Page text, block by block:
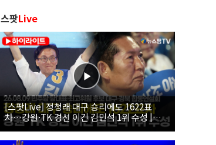
스팟Live
[스팟Live] 정청래 대구 승리에도 1622표
차…강원·TK 경선 이긴 김민석 1위 수성 |
26.08.09 더불어민주당 당대표·최고위원 후
보 대구·경북 합동연설회